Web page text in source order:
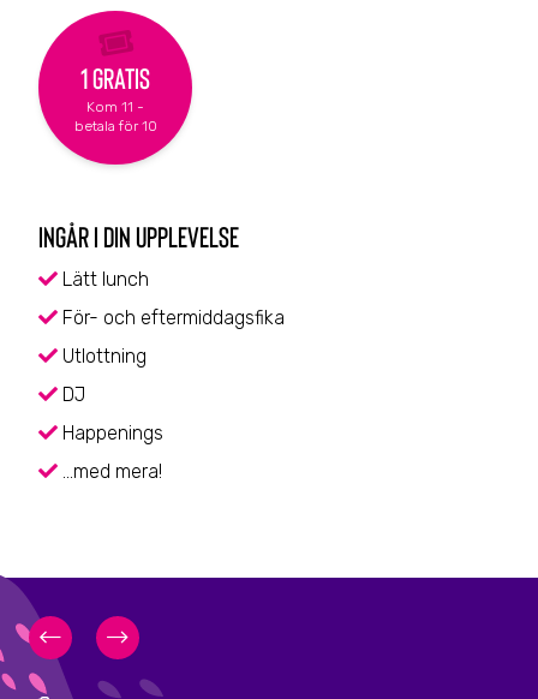
1 Gratis
Kom 11 -
betala för 10
INGÅR I DIN UPPLEVELSE
Lätt lunch
För- och eftermiddagsfika
Utlottning
DJ
Happenings
…med mera!